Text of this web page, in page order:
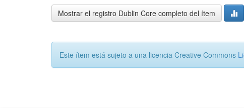
Mostrar el registro Dublin Core completo del ítem
Este ítem está sujeto a una licencia Creative Commons